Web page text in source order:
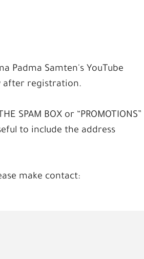
Padma Samten's YouTube
after registration.
SPAM BOX or “PROMOTIONS”
to include the address
make contact: